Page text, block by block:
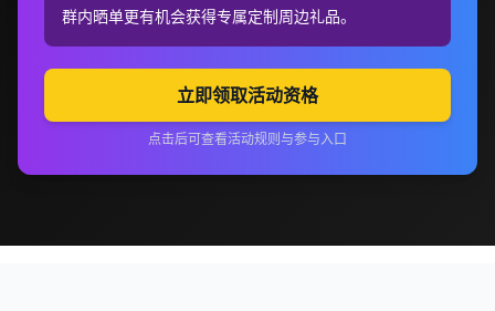
群内晒单更有机会获得专属定制周边礼品。
立即领取活动资格
点击后可查看活动规则与参与入口